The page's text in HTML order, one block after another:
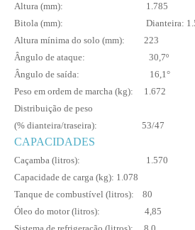
Altura (mm): 1.785
Bitola (mm): Dianteira: 1.570;
Altura mínima do solo (mm): 223
Ângulo de ataque: 30,7º
Ângulo de saída: 16,1°
Peso em ordem de marcha (kg): 1.672
Distribuição de peso
(% dianteira/traseira): 53/47
CAPACIDADES
Caçamba (litros): 1.570
Capacidade de carga (kg): 1.078
Tanque de combustível (litros): 80
Óleo do motor (litros): 4,85